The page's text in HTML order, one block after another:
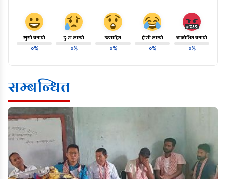
खुसी बनायो
०%
दु:ख लाग्यो
०%
उत्साहित
०%
हाँसो लाग्यो
०%
आक्रोशित बनायो
०%
सम्बन्धित